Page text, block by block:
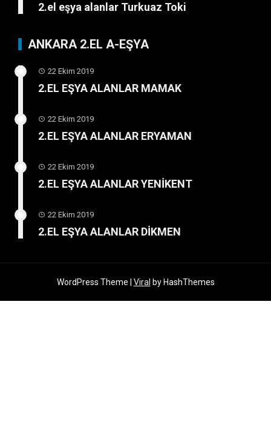
2.el eşya alanlar Turkuaz Toki
ANKARA 2.EL A-EŞYA
22 Ekim 2019
2.EL EŞYA ALANLAR MAMAK
22 Ekim 2019
2.EL EŞYA ALANLAR ERYAMAN
22 Ekim 2019
2.EL EŞYA ALANLAR YENİKENT
22 Ekim 2019
2.EL EŞYA ALANLAR DİKMEN
WordPress Theme | Viral by HashThemes